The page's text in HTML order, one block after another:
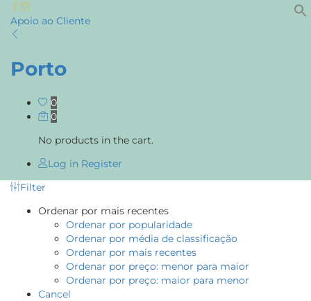
Apoio ao Cliente
Porto
0
0
No products in the cart.
Log in Register
Filter
Ordenar por mais recentes
Ordenar por popularidade
Ordenar por média de classificação
Ordenar por mais recentes
Ordenar por preço: menor para maior
Ordenar por preço: maior para menor
Cancel